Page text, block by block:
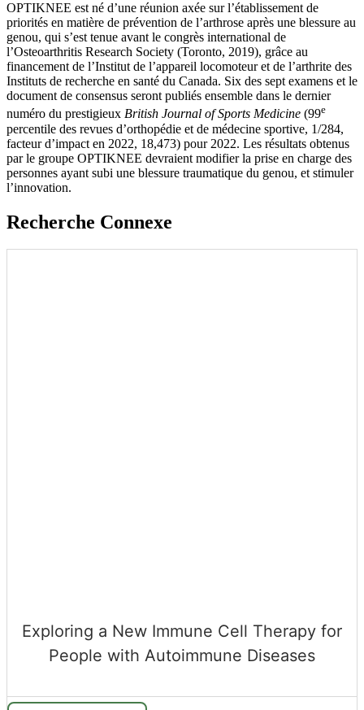
OPTIKNEE est né d’une réunion axée sur l’établissement de
priorités en matière de prévention de l’arthrose après une blessure au
genou, qui s’est tenue avant le congrès international de
l’Osteoarthritis Research Society (Toronto, 2019), grâce au
financement de l’Institut de l’appareil locomoteur et de l’arthrite des
Instituts de recherche en santé du Canada. Six des sept examens et le
document de consensus seront publiés ensemble dans le dernier
numéro du prestigieux British Journal of Sports Medicine (99e
percentile des revues d’orthopédie et de médecine sportive, 1/284,
facteur d’impact en 2022, 18,473) pour 2022. Les résultats obtenus
par le groupe OPTIKNEE devraient modifier la prise en charge des
personnes ayant subi une blessure traumatique du genou, et stimuler
l’innovation.
Recherche Connexe
Exploring a New Immune Cell Therapy for
People with Autoimmune Diseases